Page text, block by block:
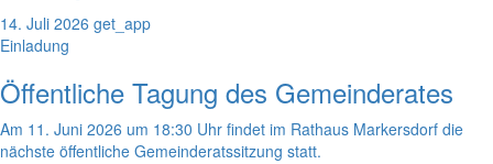
14. Juli 2026 get_app
Einladung
Öffentliche Tagung des Gemeinderates
Am 11. Juni 2026 um 18:30 Uhr findet im Rathaus Markersdorf die
nächste öffentliche Gemeinderatssitzung statt.